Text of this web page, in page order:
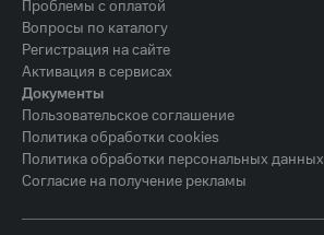
Проблемы с оплатой
Вопросы по каталогу
Регистрация на сайте
Активация в сервисах
Документы
Пользовательское соглашение
Политика обработки cookies
Политика обработки персональных данных
Согласие на получение рекламы